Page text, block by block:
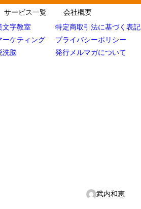
サービス一覧
文字教室
ーケティング
洗脳
会社概要
特定商取引法に基づく表記
プライバシーポリシー
発行メルマガについて
武内和恵